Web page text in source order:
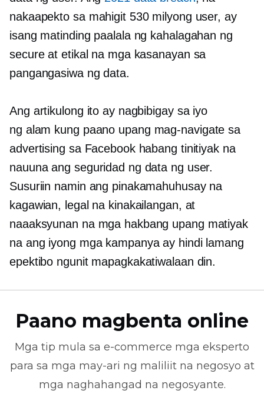
nakaapekto sa mahigit 530 milyong user, ay
isang matinding paalala ng kahalagahan ng
secure at etikal na mga kasanayan sa
pangangasiwa ng data.
Ang artikulong ito ay nagbibigay sa iyo
ng alam kung paano upang mag-navigate sa
advertising sa Facebook habang tinitiyak na
nauuna ang seguridad ng data ng user.
Susuriin namin ang pinakamahuhusay na
kagawian, legal na kinakailangan, at
naaaksyunan na mga hakbang upang matiyak
na ang iyong mga kampanya ay hindi lamang
epektibo ngunit mapagkakatiwalaan din.
Paano magbenta online
Mga tip mula sa e-commerce mga eksperto
para sa mga may-ari ng maliliit na negosyo at
mga naghahangad na negosyante.